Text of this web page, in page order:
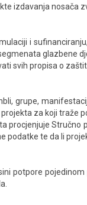
izdavanja nosača
i
glazbene
svih propisa o
grupe,
za koji traže
procjenjuje Stručno
podatke te da li
potpore